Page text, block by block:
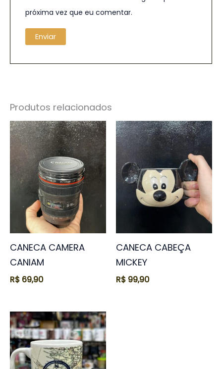
próxima vez que eu comentar.
Produtos relacionados
CANECA CAMERA
CANIAM
R$ 69,90
CANECA CABEÇA
MICKEY
R$ 99,90